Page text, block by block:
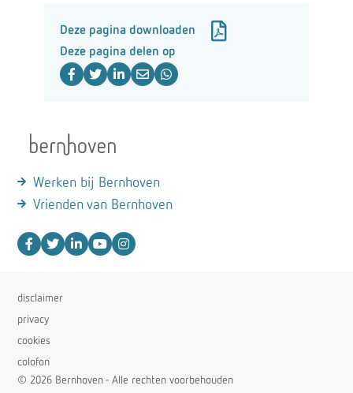
Deze pagina downloaden
Deze pagina delen op
Werken bij Bernhoven
Vrienden van Bernhoven
disclaimer
privacy
cookies
colofon
© 2026 Bernhoven - Alle rechten voorbehouden